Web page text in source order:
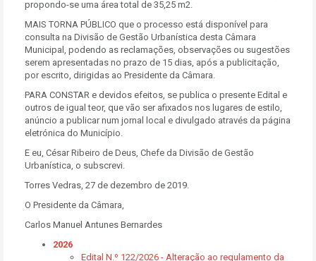
propondo-se uma área total de 35,25 m2.
MAIS TORNA PÚBLICO que o processo está disponível para
consulta na Divisão de Gestão Urbanística desta Câmara
Municipal, podendo as reclamações, observações ou sugestões
serem apresentadas no prazo de 15 dias, após a publicitação,
por escrito, dirigidas ao Presidente da Câmara.
PARA CONSTAR e devidos efeitos, se publica o presente Edital e
outros de igual teor, que vão ser afixados nos lugares de estilo,
anúncio a publicar num jornal local e divulgado através da página
eletrónica do Município.
E eu, César Ribeiro de Deus, Chefe da Divisão de Gestão
Urbanística, o subscrevi.
Torres Vedras, 27 de dezembro de 2019.
O Presidente da Câmara,
Carlos Manuel Antunes Bernardes
2026
Edital N.º 122/2026 - Alteração ao regulamento da